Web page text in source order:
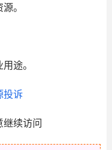
。
途。
投诉
续访问